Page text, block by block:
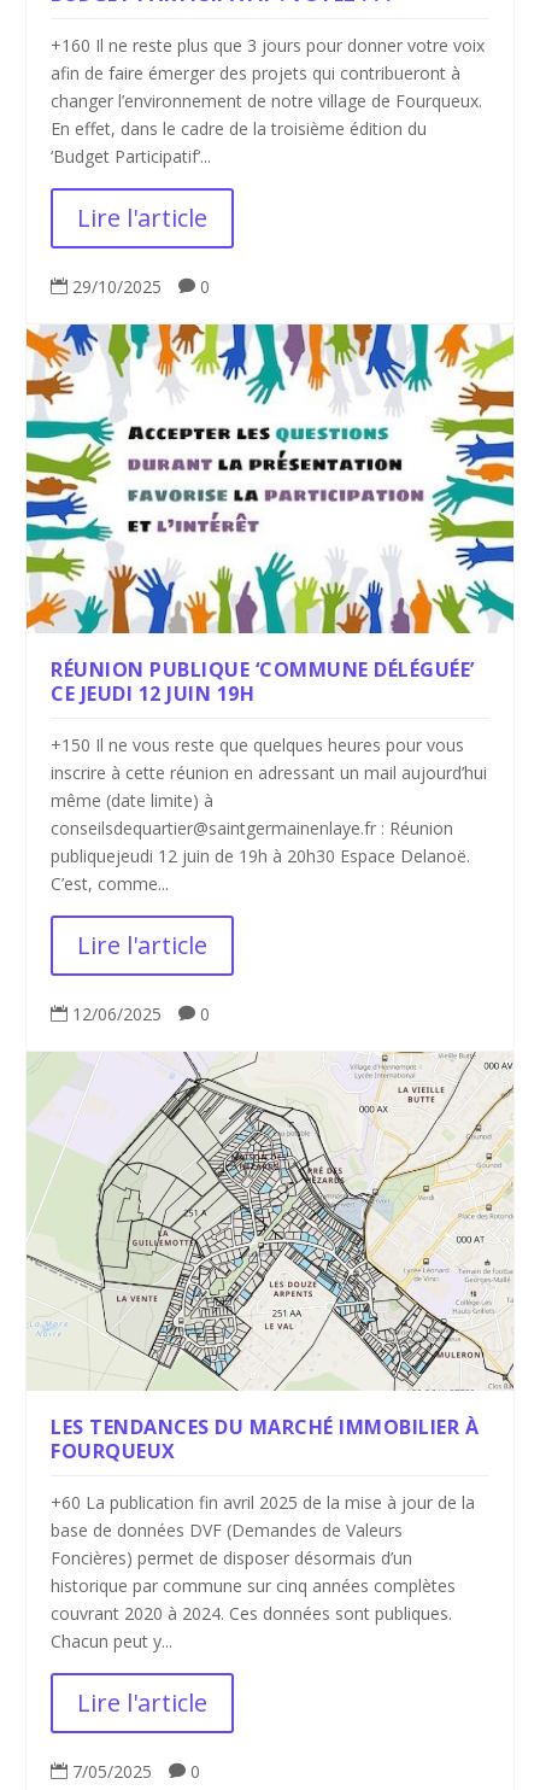
+160 Il ne reste plus que 3 jours pour donner votre voix
afin de faire émerger des projets qui contribueront à
changer l’environnement de notre village de Fourqueux.
En effet, dans le cadre de la troisième édition du
‘Budget Participatif‘...
Lire l'article
 29/10/2025  0
RÉUNION PUBLIQUE ‘COMMUNE DÉLÉGUÉE’
CE JEUDI 12 JUIN 19H
+150 Il ne vous reste que quelques heures pour vous
inscrire à cette réunion en adressant un mail aujourd’hui
même (date limite) à
conseilsdequartier@saintgermainenlaye.fr : Réunion
publiquejeudi 12 juin de 19h à 20h30 Espace Delanoë.
C’est, comme...
Lire l'article
 12/06/2025  0
LES TENDANCES DU MARCHÉ IMMOBILIER À
FOURQUEUX
+60 La publication fin avril 2025 de la mise à jour de la
base de données DVF (Demandes de Valeurs
Foncières) permet de disposer désormais d’un
historique par commune sur cinq années complètes
couvrant 2020 à 2024. Ces données sont publiques.
Chacun peut y...
Lire l'article
 7/05/2025  0